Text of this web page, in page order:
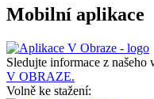
Mobilní aplikace
Sledujte informace z našeho
V OBRAZE.
Volně ke stažení: